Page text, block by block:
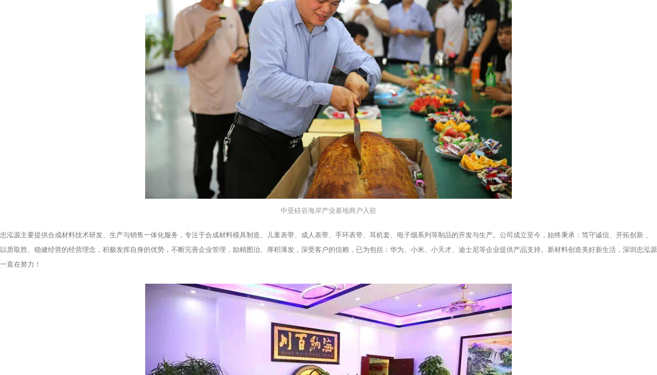
中亚硅谷海岸产业基地商户入驻
忠泓源主要提供合成材料技术研发、生产与销售一体化服务，专注于合成材料模具制造、儿童表带、成人表带、手环表带、耳机套、电子烟系列等制品的开发与生产。公司成立至今，始终秉承：笃守诚信、开拓创新 、
以质取胜、稳健经营的经营理念，积极发挥自身的优势，不断完善企业管理，励精图治、厚积薄发，深受客户的信赖，已为包括：华为、小米、小天才、迪士尼等企业提供产品支持。新材料创造美好新生活，深圳忠泓源
一直在努力！